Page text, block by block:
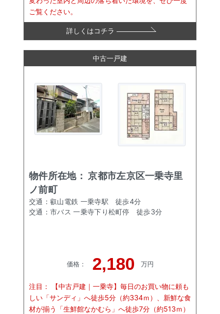
ご覧ください。
詳しくはコチラ
中古一戸建
物件所在地：京都市左京区一乗寺里
ノ前町
交通： 叡山電鉄 一乗寺駅 徒歩4分
交通： 市バス 一乗寺下り松町停 徒歩3分
価格： 2,180 万円
注目：
【中古戸建｜一乗寺】毎日のお買い物に頼も
しい「サンディ」へ徒歩5分（約334ｍ）、新鮮な食
材が揃う「生鮮館なかむら」へ徒歩7分（約513ｍ）